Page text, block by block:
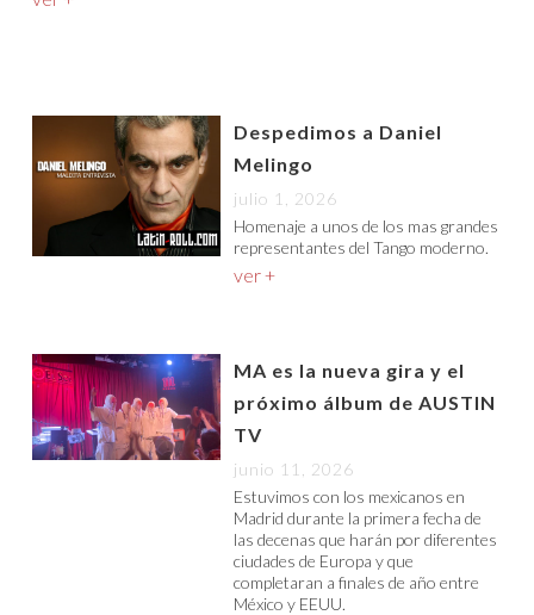
Despedimos a Daniel
Melingo
julio 1, 2026
Homenaje a unos de los mas grandes
representantes del Tango moderno.
ver +
MA es la nueva gira y el
próximo álbum de AUSTIN
TV
junio 11, 2026
Estuvimos con los mexicanos en
Madrid durante la primera fecha de
las decenas que harán por diferentes
ciudades de Europa y que
completaran a finales de año entre
México y EEUU.